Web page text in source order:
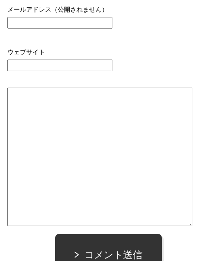
メールアドレス（公開されません）
ウェブサイト
コメント送信